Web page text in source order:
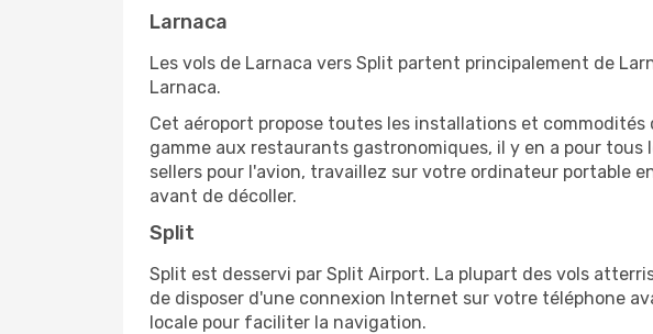
Larnaca
Les vols de Larnaca vers Split partent principalement de
Larnaca.
Cet aéroport propose toutes les installations et
gamme aux restaurants gastronomiques, il y en a pour
sellers pour l'avion, travaillez sur votre ordinateur portable
avant de décoller.
Split
Split est desservi par Split Airport. La plupart des vols
de disposer d'une connexion Internet sur votre téléphone
locale pour faciliter la navigation.